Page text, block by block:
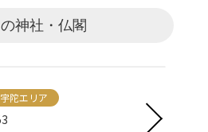
神社・仏閣
陀エリア